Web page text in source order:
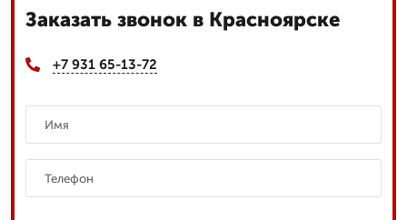
Заказать звонок в Красноярске
+7 931 65-13-72